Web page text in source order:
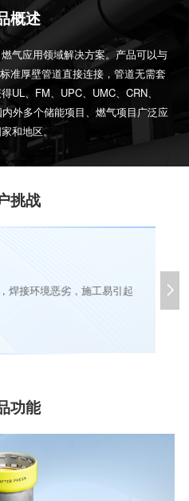
概述
气应用领域解决方案。产品可以与
准厚壁管道直接连接，管道无需套
UL、FM、UPC、UMC、CRN、
外多个储能项目、燃气项目广泛应
和地区。
挑战
焊接环境恶劣，施工易引起

功能